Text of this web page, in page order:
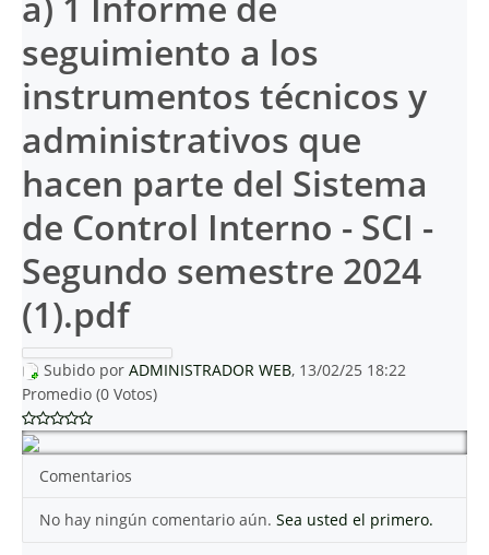
seguimiento a los
instrumentos técnicos y
administrativos que
hacen parte del Sistema
de Control Interno - SCI -
Segundo semestre 2024
(1).pdf
Subido por ADMINISTRADOR WEB, 13/02/25 18:22
Promedio (0 Votos)
Comentarios
No hay ningún comentario aún. Sea usted el primero.